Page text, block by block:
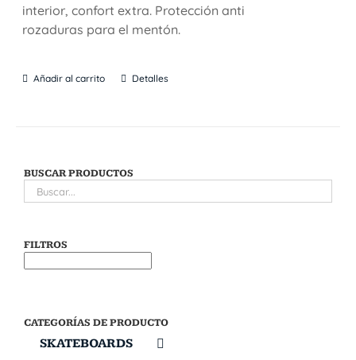
interior, confort extra. Protección anti
rozaduras para el mentón.
Añadir al carrito Detalles
BUSCAR PRODUCTOS
FILTROS
CATEGORÍAS DE PRODUCTO
SKATEBOARDS